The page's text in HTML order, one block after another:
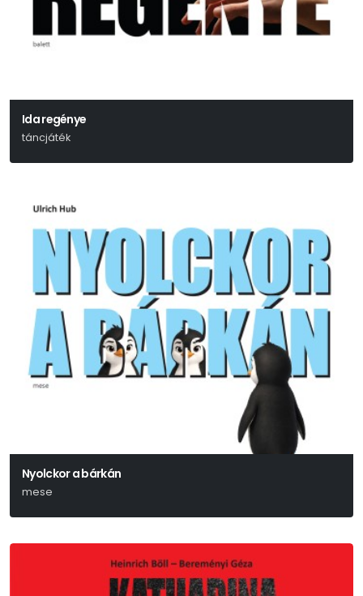
Ida regénye
táncjáték
Nyolckor a bárkán
mese